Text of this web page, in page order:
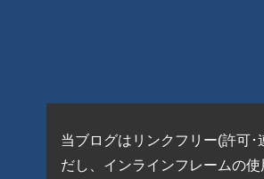
当ブログはリンクフリー(許可･
だし、インラインフレームの